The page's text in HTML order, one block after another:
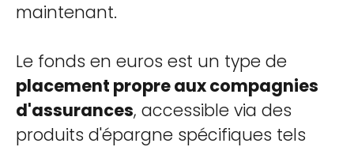
maintenant.
Le fonds en euros est un type de
placement propre aux compagnies
d'assurances, accessible via des
produits d'épargne spécifiques tels